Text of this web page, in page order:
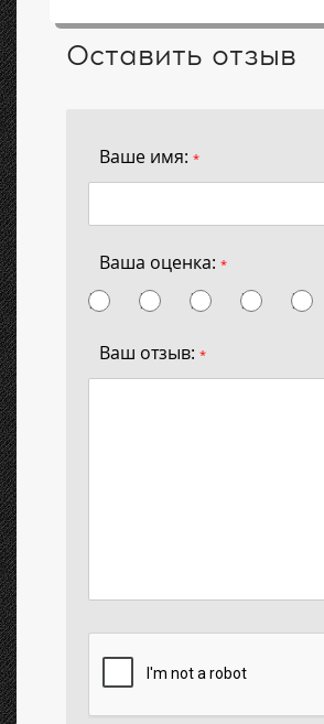
Оставить отзыв
Ваше имя: *
Ваша оценка: *
Ваш отзыв: *